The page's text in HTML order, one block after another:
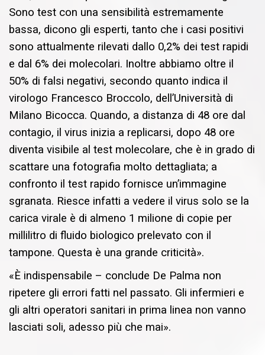
Sono test con una sensibilità estremamente
bassa, dicono gli esperti, tanto che i casi positivi
sono attualmente rilevati dallo 0,2% dei test rapidi
e dal 6% dei molecolari. Inoltre abbiamo oltre il
50% di falsi negativi, secondo quanto indica il
virologo Francesco Broccolo, dell’Università di
Milano Bicocca. Quando, a distanza di 48 ore dal
contagio, il virus inizia a replicarsi, dopo 48 ore
diventa visibile al test molecolare, che è in grado di
scattare una fotografia molto dettagliata; a
confronto il test rapido fornisce un’immagine
sgranata. Riesce infatti a vedere il virus solo se la
carica virale è di almeno 1 milione di copie per
millilitro di fluido biologico prelevato con il
tampone. Questa è una grande criticità».
«È indispensabile – conclude De Palma non
ripetere gli errori fatti nel passato. Gli infermieri e
gli altri operatori sanitari in prima linea non vanno
lasciati soli, adesso più che mai».